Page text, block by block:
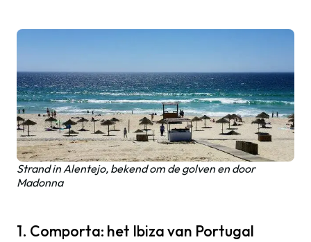
Strand in Alentejo, bekend om de golven en door
Madonna
1. Comporta: het Ibiza van Portugal